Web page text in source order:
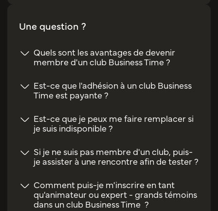
Une question ?
Quels sont les avantages de devenir
membre d'un club Business Time ?
Est-ce que l'adhésion à un club Business
Time est payante ?
Est-ce que je peux me faire remplacer si
je suis indisponible ?
Si je ne suis pas membre d'un club, puis-
je assister à une rencontre afin de tester ?
Comment puis-je m'inscrire en tant
qu'animateur ou expert - grands témoins
dans un club Business Time ?